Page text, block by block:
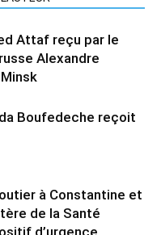
Attaf reçu par le
Alexandre
Boufedeche reçoit
à Constantine et
de la Santé
d’urgence